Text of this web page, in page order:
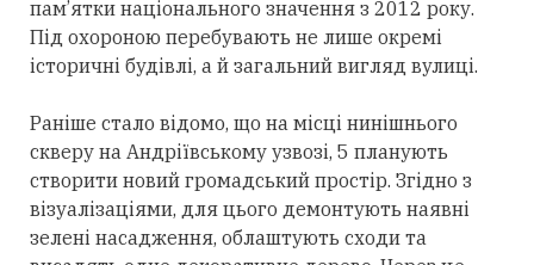
пам’ятки національного значення з 2012 року.
Під охороною перебувають не лише окремі
історичні будівлі, а й загальний вигляд вулиці.
Раніше стало відомо, що на місці нинішнього
скверу на Андріївському узвозі, 5 планують
створити новий громадський простір. Згідно з
візуалізаціями, для цього демонтують наявні
зелені насадження, облаштують сходи та